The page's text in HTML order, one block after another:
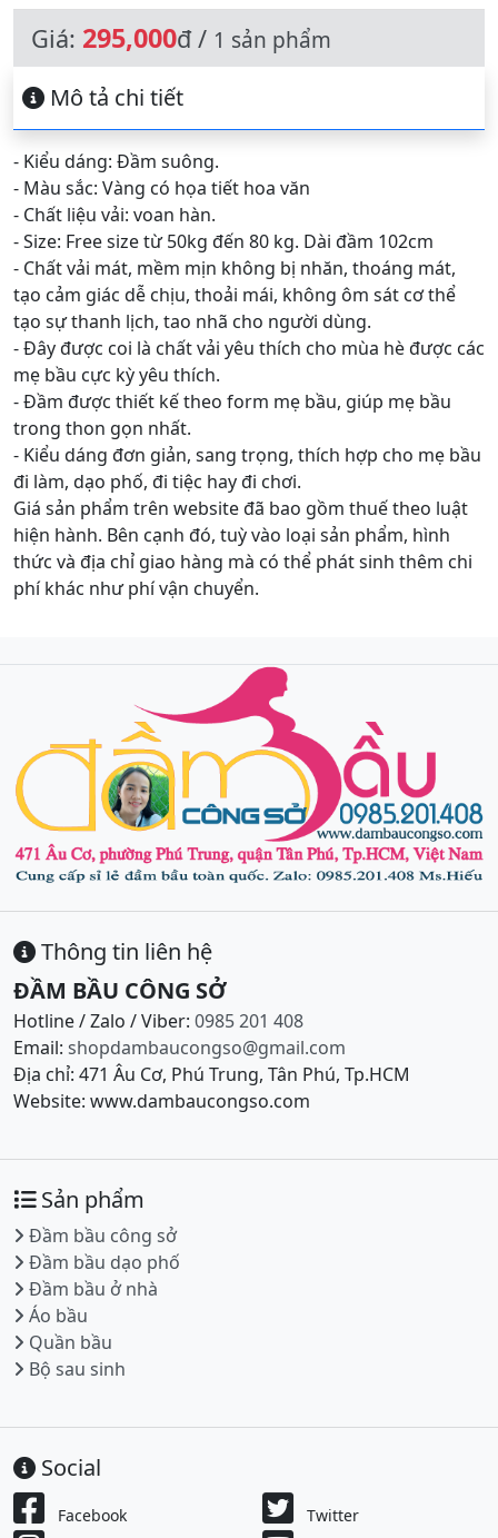
Giá: 295,000đ / 1 sản phẩm
Mô tả chi tiết
- Kiểu dáng: Đầm suông.
- Màu sắc: Vàng có họa tiết hoa văn
- Chất liệu vải: voan hàn.
- Size: Free size từ 50kg đến 80 kg. Dài đầm 102cm
- Chất vải mát, mềm mịn không bị nhăn, thoáng mát,
tạo cảm giác dễ chịu, thoải mái, không ôm sát cơ thể
tạo sự thanh lịch, tao nhã cho người dùng.
- Đây được coi là chất vải yêu thích cho mùa hè được các
mẹ bầu cực kỳ yêu thích.
- Đầm được thiết kế theo form mẹ bầu, giúp mẹ bầu
trong thon gọn nhất.
- Kiểu dáng đơn giản, sang trọng, thích hợp cho mẹ bầu
đi làm, dạo phố, đi tiệc hay đi chơi.
Giá sản phẩm trên website đã bao gồm thuế theo luật
hiện hành. Bên cạnh đó, tuỳ vào loại sản phẩm, hình
thức và địa chỉ giao hàng mà có thể phát sinh thêm chi
phí khác như phí vận chuyển.
Thông tin liên hệ
ĐẦM BẦU CÔNG SỞ
Hotline / Zalo / Viber: 0985 201 408
Email: shopdambaucongso@gmail.com
Địa chỉ: 471 Âu Cơ, Phú Trung, Tân Phú, Tp.HCM
Website: www.dambaucongso.com
Sản phẩm
Đầm bầu công sở
Đầm bầu dạo phố
Đầm bầu ở nhà
Áo bầu
Quần bầu
Bộ sau sinh
Social
Facebook Twitter